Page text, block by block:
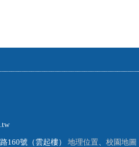
160號（雲起樓） 地理位置
校園地圖